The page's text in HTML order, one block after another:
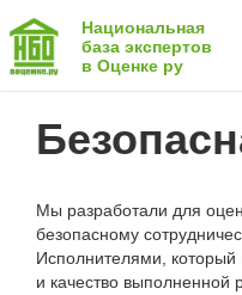
Национальная
база экспертов
в Оценке ру
Мы разработали для
безопасному
Исполнителями, который
и качество выполненной